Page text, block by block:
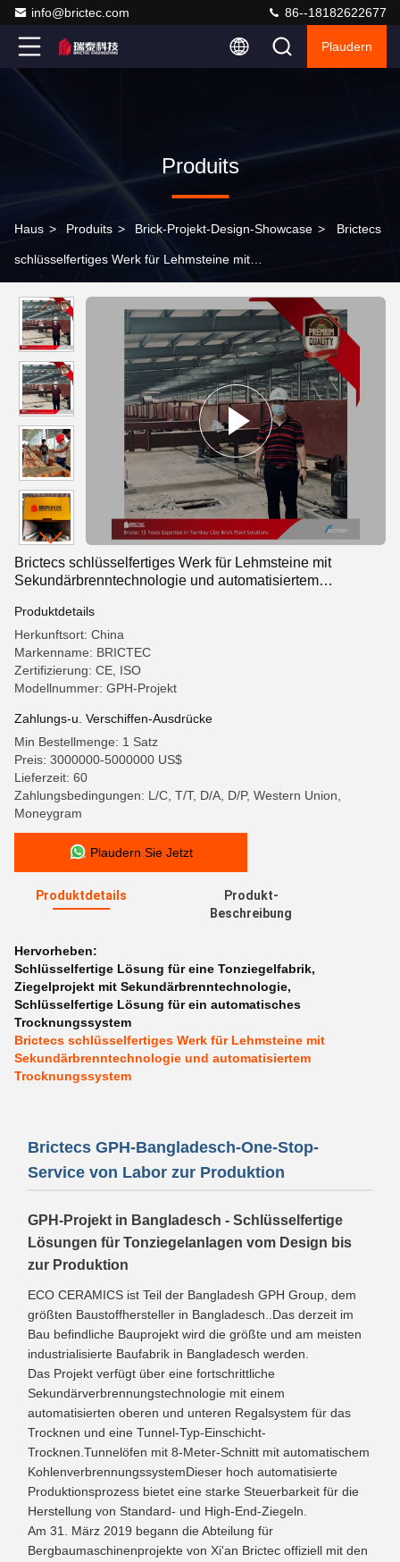
info@brictec.com 86--18182622677
Plaudern
Produits
Haus > Produits > Brick-Projekt-Design-Showcase > Brictecs
schlüsselfertiges Werk für Lehmsteine mit
Trocknungssystem
Brictecs schlüsselfertiges Werk für Lehmsteine mit
Sekundärbrenntechnologie und automatisiertem
Produktdetails
Herkunftsort: China
Markenname: BRICTEC
Zertifizierung: CE, ISO
Modellnummer: GPH-Projekt
Zahlungs-u. Verschiffen-Ausdrücke
Min Bestellmenge: 1 Satz
Preis: 3000000-5000000 US$
Lieferzeit: 60
Zahlungsbedingungen: L/C, T/T, D/A, D/P, Western Union,
Moneygram
Plaudern Sie Jetzt
Produktdetails
Produkt-
Beschreibung
Hervorheben:
Schlüsselfertige Lösung für eine Tonziegelfabrik,
Ziegelprojekt mit Sekundärbrenntechnologie,
Schlüsselfertige Lösung für ein automatisches
Trocknungssystem
Brictecs schlüsselfertiges Werk für Lehmsteine mit
Sekundärbrenntechnologie und automatisiertem
Trocknungssystem
Brictecs GPH-Bangladesch-One-Stop-
Service von Labor zur Produktion
GPH-Projekt in Bangladesch - Schlüsselfertige
Lösungen für Tonziegelanlagen vom Design bis
zur Produktion
ECO CERAMICS ist Teil der Bangladesh GPH Group, dem
größten Baustoffhersteller in Bangladesch..Das derzeit im
Bau befindliche Bauprojekt wird die größte und am meisten
industrialisierte Baufabrik in Bangladesch werden.
Das Projekt verfügt über eine fortschrittliche
Sekundärverbrennungstechnologie mit einem
automatisierten oberen und unteren Regalsystem für das
Trocknen und eine Tunnel-Typ-Einschicht-
Trocknen.Tunnelöfen mit 8-Meter-Schnitt mit automatischem
KohlenverbrennungssystemDieser hoch automatisierte
Produktionsprozess bietet eine starke Steuerbarkeit für die
Herstellung von Standard- und High-End-Ziegeln.
Am 31. März 2019 begann die Abteilung für
Bergbaumaschinenprojekte von Xi'an Brictec offiziell mit den